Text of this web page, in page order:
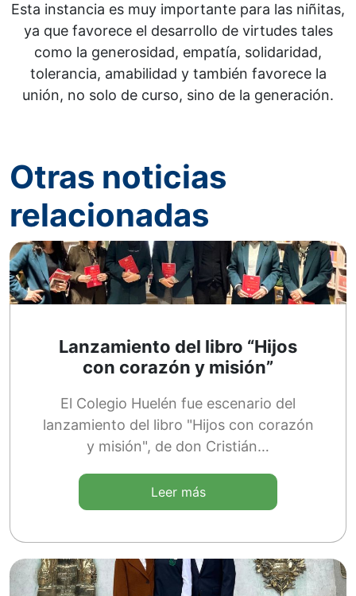
Esta instancia es muy importante para las niñitas,
ya que favorece el desarrollo de virtudes tales
como la generosidad, empatía, solidaridad,
tolerancia, amabilidad y también favorece la
unión, no solo de curso, sino de la generación.
Otras noticias
relacionadas
Lanzamiento del libro “Hijos
con corazón y misión”
El Colegio Huelén fue escenario del
lanzamiento del libro "Hijos con corazón
y misión", de don Cristián…
Leer más